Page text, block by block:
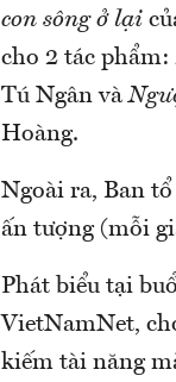
con sông ở lại
cho 2 tác phẩm:
Tú Ngân và
Hoàng.
Ngoài ra, Ban
ấn tượng (mỗi
Phát biểu tại
VietNamNet,
kiếm tài năng